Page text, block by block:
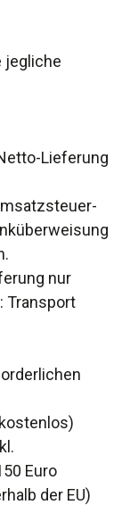
jegliche
Lieferung
nur
Transport
Euro
der EU)